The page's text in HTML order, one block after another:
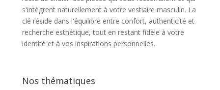
s'intègrent naturellement à votre vestiaire masculin. La
clé réside dans l'équilibre entre confort, authenticité et
recherche esthétique, tout en restant fidèle à votre
identité et à vos inspirations personnelles.
Nos thématiques